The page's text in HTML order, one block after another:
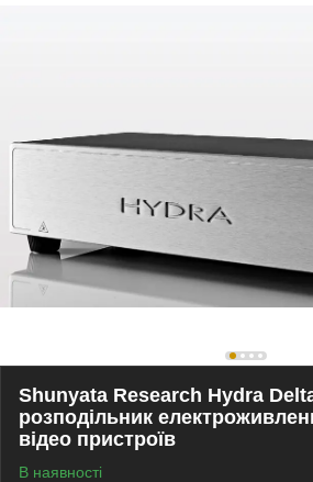
Shunyata Research Hydra
розподільник
відео пристроїв
В наявності